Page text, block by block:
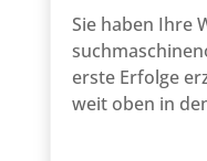
Sie haben Ihre
erste Erfolge
weit oben in